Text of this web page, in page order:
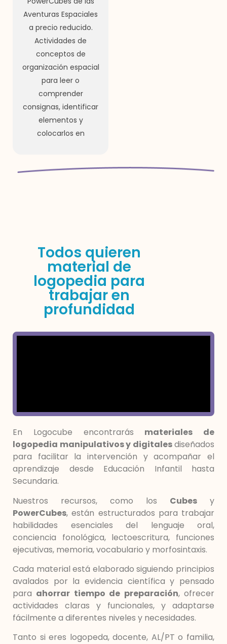
Aventuras Espaciales
a precio reducido.
Actividades de
conceptos de
organización espacial
para leer o
comprender
consignas, identificar
elementos y
colocarlos en
Todos quieren
material de
logopedia para
trabajar en
profundidad
En Logocube encontrarás materiales de
logopedia manipulativos y digitalesdiseñados
para facilitar la intervención y acompañar el
aprendizaje desde Educación Infantil hasta
Secundaria.
Nuestros recursos, como los Cubes y
PowerCubes, están estructurados para trabajar
habilidades esenciales del lenguaje oral,
conciencia fonológica, lectoescritura, funciones
ejecutivas, memoria, vocabulario y morfosintaxis.
Cada material está elaborado siguiendo principios
avalados por la evidencia científica y pensado
para ahorrar tiempo de preparación, ofrecer
actividades claras y funcionales, y adaptarse
fácilmente a diferentes niveles y necesidades.
Tanto si eres logopeda, docente, AL/PT o familia,